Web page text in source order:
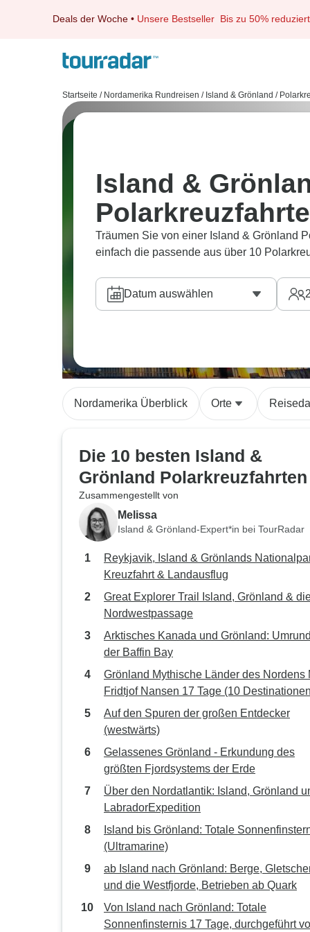
Deals der Woche • Unsere Bestseller Bis zu 50% reduziert
Startseite / Nordamerika Rundreisen / Island & Grönland /
Island &
Träumen Sie von einer Island & Grönland
einfach die passende aus über 10
Datum auswählen 2
Nordamerika Überblick Orte
Die 10 besten Island &
Grönland Polarkreuzfahrten
Zusammengestellt von
Melissa
Island & Grönland-Expert*in bei TourRadar
Reykjavik, Island & Grönlands
Kreuzfahrt & Landausflug
Great Explorer Trail Island, Grönland &
Nordwestpassage
Arktisches Kanada und Grönland:
der Baffin Bay
Grönland Mythische Länder des Nordens
Fridtjof Nansen 17 Tage (10
Auf den Spuren der großen Entdecker
(westwärts)
Gelassenes Grönland - Erkundung des
größten Fjordsystems der Erde
Über den Nordatlantik: Island, Grönland
LabradorExpedition
Island bis Grönland: Totale
(Ultramarine)
ab Island nach Grönland: Berge,
und die Westfjorde, Betrieben ab Quark
Von Island nach Grönland: Totale
Sonnenfinsternis 17 Tage, durchgeführt